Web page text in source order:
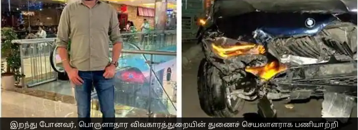
இறந்து போனவர், பொருளாதார விவகாரத்துறையின் துணைச் செயலாளராக பணியாற்றி
செய்தி முன்னோட்டம்
டெல்லியில்நேற்று மதியம் பைக் மீது மோதியதில் மூத்த அரசு
காரைஓட்டிச் சென்ற பெண் ககன்ப்ரீத் கவுர், திங்கள்கிழமை
அவர் மீதுகொலைகுற்றச்சாட்டு சுமத்தப்பட்டுள்ளது.
விபத்து பற்றிய புதிய விவரங்களும் வெளியாகியுள்ளன.
பாதிக்கப்பட்டவரின் மனைவி தனது எஃப்.ஐ.ஆர் அறிக்கையில்,
அருகிலுள்ள மருத்துவமனைக்கு அழைத்துச் செல்லுமாறு
அதற்கு பதிலாக குற்றம் சாட்டப்பட்டவர் 19 கி.மீ தொலைவில்